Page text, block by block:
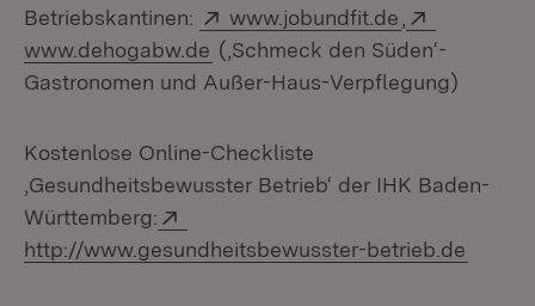
Betriebskantinen:
Extern:
www.jobundfit.de (Öffnet in
www.dehogabw.de (Öffnet in neuem Fenster)
(‚Schmeck den Süden‘-
Gastronomen und Außer-Haus-Verpflegung)
Kostenlose Online-Checkliste
‚Gesundheitsbewusster Betrieb‘ der IHK Baden-
Württemberg:
http://www.gesundheitsbewusster-betrieb.de